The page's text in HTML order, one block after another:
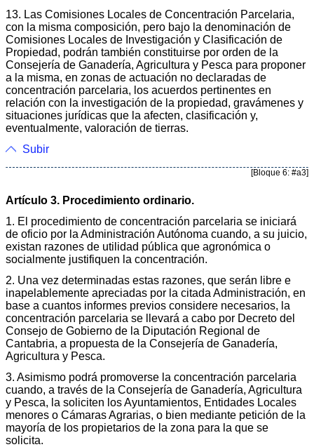
13. Las Comisiones Locales de Concentración Parcelaria,
con la misma composición, pero bajo la denominación de
Comisiones Locales de Investigación y Clasificación de
Propiedad, podrán también constituirse por orden de la
Consejería de Ganadería, Agricultura y Pesca para proponer
a la misma, en zonas de actuación no declaradas de
concentración parcelaria, los acuerdos pertinentes en
relación con la investigación de la propiedad, gravámenes y
situaciones jurídicas que la afecten, clasificación y,
eventualmente, valoración de tierras.
Subir
[Bloque 6: #a3]
Artículo 3. Procedimiento ordinario.
1. El procedimiento de concentración parcelaria se iniciará
de oficio por la Administración Autónoma cuando, a su juicio,
existan razones de utilidad pública que agronómica o
socialmente justifiquen la concentración.
2. Una vez determinadas estas razones, que serán libre e
inapelablemente apreciadas por la citada Administración, en
base a cuantos informes previos considere necesarios, la
concentración parcelaria se llevará a cabo por Decreto del
Consejo de Gobierno de la Diputación Regional de
Cantabria, a propuesta de la Consejería de Ganadería,
Agricultura y Pesca.
3. Asimismo podrá promoverse la concentración parcelaria
cuando, a través de la Consejería de Ganadería, Agricultura
y Pesca, la soliciten los Ayuntamientos, Entidades Locales
menores o Cámaras Agrarias, o bien mediante petición de la
mayoría de los propietarios de la zona para la que se
solicita.